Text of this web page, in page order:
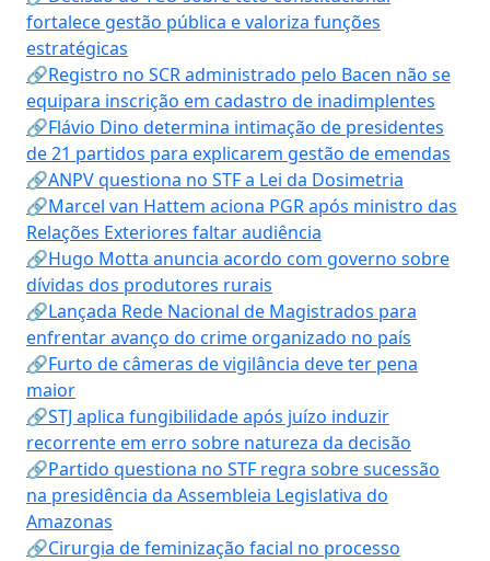
fortalece gestão pública e valoriza funções
estratégicas
🔗Registro no SCR administrado pelo Bacen não se
equipara inscrição em cadastro de inadimplentes
🔗Flávio Dino determina intimação de presidentes
de 21 partidos para explicarem gestão de emendas
🔗ANPV questiona no STF a Lei da Dosimetria
🔗Marcel van Hattem aciona PGR após ministro das
Relações Exteriores faltar audiência
🔗Hugo Motta anuncia acordo com governo sobre
dívidas dos produtores rurais
🔗Lançada Rede Nacional de Magistrados para
enfrentar avanço do crime organizado no país
🔗Furto de câmeras de vigilância deve ter pena
maior
🔗STJ aplica fungibilidade após juízo induzir
recorrente em erro sobre natureza da decisão
🔗Partido questiona no STF regra sobre sucessão
na presidência da Assembleia Legislativa do
Amazonas
🔗Cirurgia de feminização facial no processo